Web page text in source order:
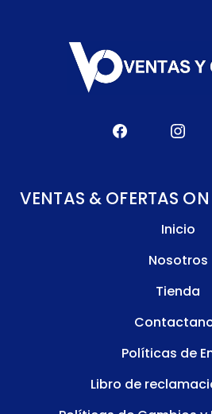
VENTAS & OFERTAS
Inicio
Nosotros
Tienda
Políticas de
Libro de